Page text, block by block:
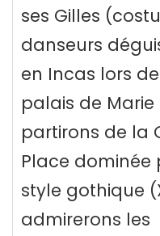
ses Gilles
danseurs
en Incas lors
palais de Marie
partirons de la
Place dominée
style gothique
admirerons les